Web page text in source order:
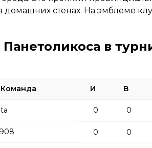
домашних стенах. На эмблеме
в
Команда И В
0 0
0 0